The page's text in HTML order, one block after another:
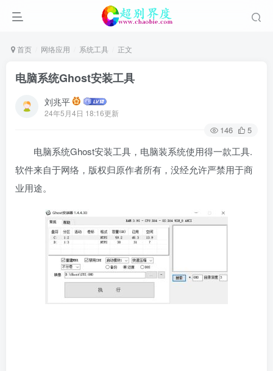
首页 网络应用 系统工具 正文
电脑系统Ghost安装工具
刘兆平
24年5月4日 18:16更新
146 5
电脑系统Ghost安装工具，电脑装系统使用得一款工具.
软件来自于网络，版权归原作者所有，没经允许严禁用于商
业用途。